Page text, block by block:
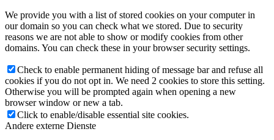
We provide you with a list of stored cookies on your computer in
our domain so you can check what we stored. Due to security
reasons we are not able to show or modify cookies from other
domains. You can check these in your browser security settings.
Check to enable permanent hiding of message bar and refuse all
cookies if you do not opt in. We need 2 cookies to store this setting.
Otherwise you will be prompted again when opening a new
browser window or new a tab.
Click to enable/disable essential site cookies.
Andere externe Dienste